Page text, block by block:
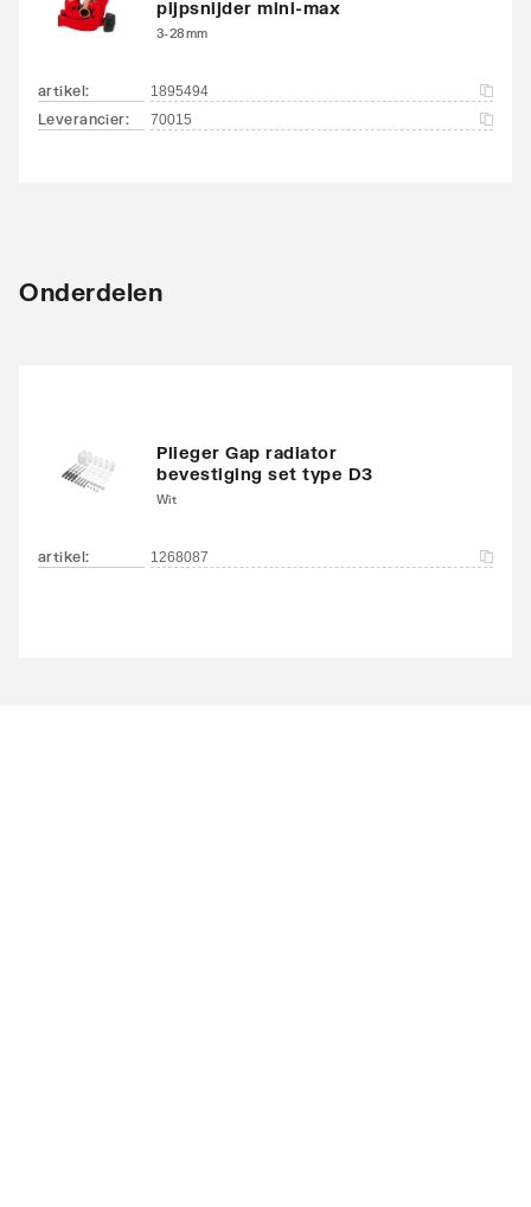
pijpsnijder mini-max
3-28mm
artikel: 1895494
Leverancier: 70015
Onderdelen
Plieger Gap radiator
bevestiging set type D3
Wit
artikel: 1268087